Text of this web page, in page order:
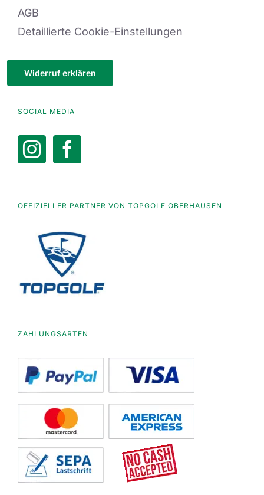
AGB
Detaillierte Cookie-Einstellungen
Widerruf erklären
SOCIAL MEDIA
OFFIZIELLER PARTNER VON TOPGOLF OBERHAUSEN
ZAHLUNGSARTEN